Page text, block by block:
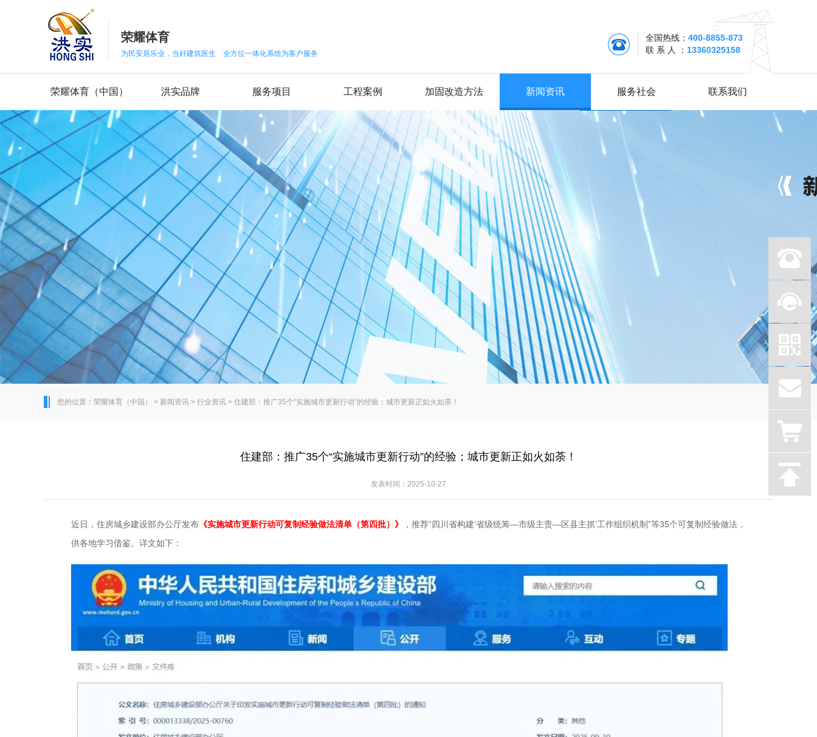
荣耀体育
为民安居乐业，当好建筑医生 全方位一体化系统为客户服务
全国热线： 400-8855-873
联 系 人 ： 13360325158
荣耀体育（中国） 洪实品牌 服务项目 工程案例 加固改造方法 新闻资讯 服务社会 联系我们
您的位置： 荣耀体育（中国） > 新闻资讯 > 行业资讯 > 住建部：推广35个“实施城市更新行动”的经验；城市更新正如火如荼！
住建部：推广35个“实施城市更新行动”的经验；城市更新正如火如荼！
发表时间：2025-10-27
近日， 住房城乡建设部办公厅发布 《实施城市更新行动可复制经验做法清单（第四批）》
，推荐“四川省构建‘省级统筹—市级主责—区县主抓’工作组织机制”等35个可复制经验做法，
供各地学习借鉴。 详文如下：